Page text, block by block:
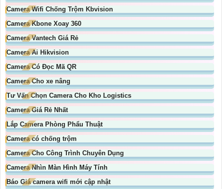
Camera Wifi Chống Trộm Kbvision
Camera Kbone Xoay 360
Camera Vantech Giá Rẻ
Camera Ai Hikvision
Camera Có Đọc Mã QR
Camera Cho xe nâng
Tư Vấn Chọn Camera Cho Kho Logistics
Camera Giá Rẻ Nhất
Lắp Camera Phòng Phẩu Thuật
Camera có chống trộm
Camera Cho Công Trình Chuyên Dụng
Camera Nhìn Màn Hình Máy Tính
Báo Giá camera wifi mới cập nhật